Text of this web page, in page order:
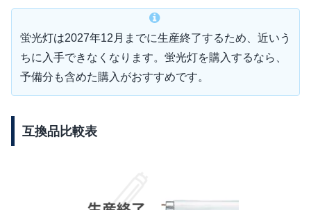
蛍光灯は2027年12月までに生産終了するため、近いう
ちに入手できなくなります。蛍光灯を購入するなら、
予備分も含めた購入がおすすめです。
互換品比較表